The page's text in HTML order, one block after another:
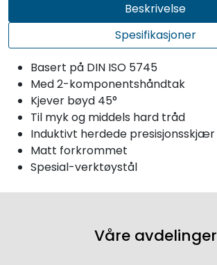
Beskrivelse
Spesifikasjoner
Basert på DIN ISO 5745
Med 2-komponentshåndtak
Kjever bøyd 45°
Til myk og middels hard tråd
Induktivt herdede presisjonsskjær
Matt forkrommet
Spesial-verktøystål
Våre avdelinger